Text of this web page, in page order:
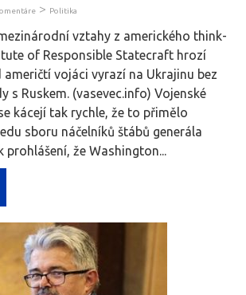
> Politika
vztahy z amerického think-
of Responsible Statecraft hrozí
vojáci vyrazí na Ukrajinu bez
s Ruskem. (vasevec.info) Vojenské
kácejí tak rychle, že to přimělo
sboru náčelníků štábů generála
prohlášení, že Washington...